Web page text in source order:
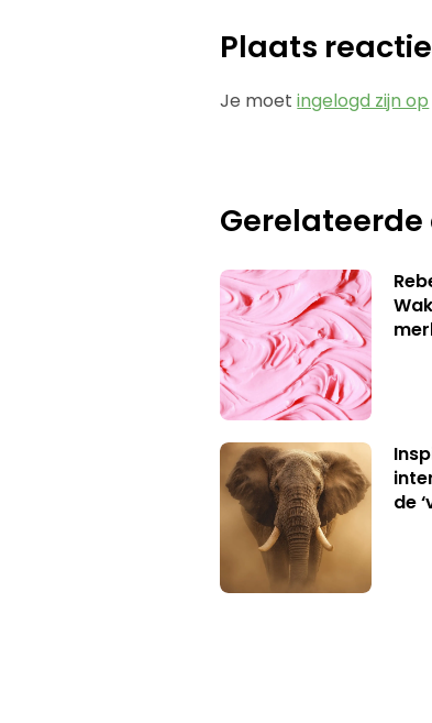
Plaats reactie
Je moetingelogd zijn op
de